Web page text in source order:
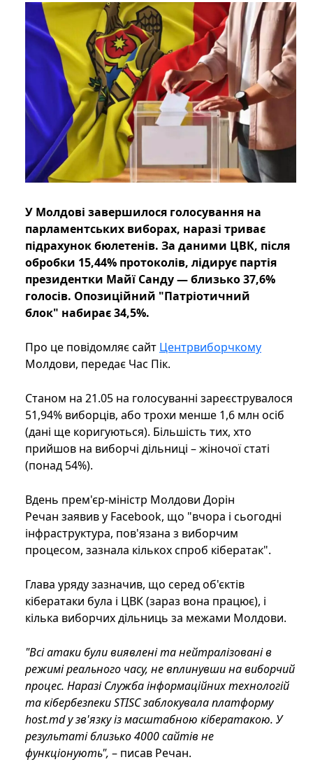
У Молдові завершилося голосування на
парламентських виборах, наразі триває
підрахунок бюлетенів. За даними ЦВК, після
обробки 15,44% протоколів, лідирує партія
президентки Майї Санду — близько 37,6%
голосів. Опозиційний "Патріотичний
блок" набирає 34,5%.
Про це повідомляє сайт Центрвиборчкому
Молдови, передає Час Пік.
Станом на 21.05 на голосуванні зареєструвалося
51,94% виборців, або трохи менше 1,6 млн осіб
(дані ще коригуються). Більшість тих, хто
прийшов на виборчі дільниці – жіночої статі
(понад 54%).
Вдень прем'єр-міністр Молдови Дорін
Речан заявив у Facebook, що "вчора і сьогодні
інфраструктура, пов'язана з виборчим
процесом, зазнала кількох спроб кібератак".
Глава уряду зазначив, що серед об'єктів
кібератаки була і ЦВК (зараз вона працює), і
кілька виборчих дільниць за межами Молдови.
"Всі атаки були виявлені та нейтралізовані в
режимі реального часу, не вплинувши на виборчий
процес. Наразі Служба інформаційних технологій
та кібербезпеки STISC заблокувала платформу
host.md у зв'язку із масштабною кібератакою. У
результаті близько 4000 сайтів не
функціонують", – писав Речан.